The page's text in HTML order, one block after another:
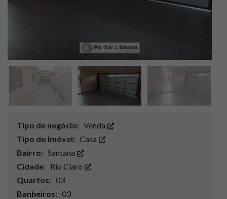
1/25
Tipo de negócio: Venda
Tipo do Imóvel: Casa
Bairro: Santana
Cidade: Rio Claro
Quartos: 03
Banheiros: 03